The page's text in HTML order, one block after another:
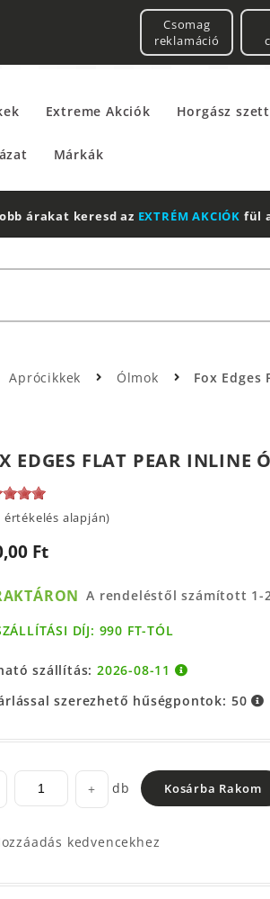
Csomag
reklamáció
Extreme Akciók Horgász
Márkák
árakat keresd az EXTRÉM AKCIÓK fül
Aprócikkek Ólmok Fox Edges
EDGES FLAT PEAR INLINE
értékelés alapján)
Ft
A rendeléstől számított 1-
DÍJ: 990 FT-TÓL
szállítás:2026-08-11
szerezhető hűségpontok: 50
+ db Kosárba Rakom
kedvencekhez